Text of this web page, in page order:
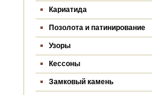
Кариатида
Позолота и патинирование
Узоры
Кессоны
Замковый камень